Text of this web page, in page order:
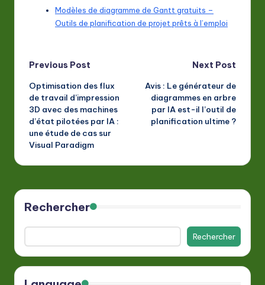
Modèles de diagramme de Gantt gratuits –
Outils de planification de projet prêts à l’emploi
Post
navigation
Previous Post
Optimisation des flux
de travail d’impression
3D avec des machines
d’état pilotées par IA :
une étude de cas sur
Visual Paradigm
Next Post
Avis : Le générateur de
diagrammes en arbre
par IA est-il l’outil de
planification ultime ?
Rechercher
Rechercher